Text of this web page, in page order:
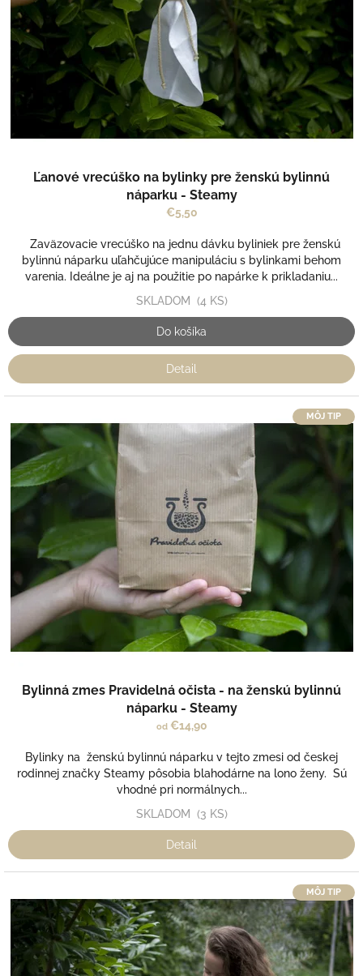
o
d
k
Ľanové vrecúško na bylinky pre ženskú bylinnú
náparku - Steamy
€5,50
Zaväzovacie vrecúško na jednu dávku byliniek pre ženskú
bylinnú náparku uľahčujúce manipuláciu s bylinkami behom
varenia. Ideálne je aj na použitie po napárke k prikladaniu...
SKLADOM (4 KS)
Do košíka
Detail
MÔJ TIP
Bylinná zmes Pravidelná očista - na ženskú bylinnú
náparku - Steamy
od€14,90
Bylinky na ženskú bylinnú náparku v tejto zmesi od českej
rodinnej značky Steamy pôsobia blahodárne na lono ženy. Sú
vhodné pri normálnych...
SKLADOM (3 KS)
Detail
MÔJ TIP